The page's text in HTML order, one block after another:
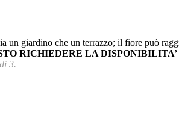
un giardino che un terrazzo; il fiore può
RICHIEDERE LA DISPONIBILITA’
3.